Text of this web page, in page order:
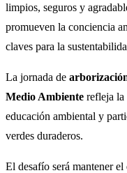
limpios, seguros y
promueven la conciencia
claves para la
La jornada de
Medio Ambiente refleja la
educación ambiental y
verdes duraderos.
El desafío será mantener